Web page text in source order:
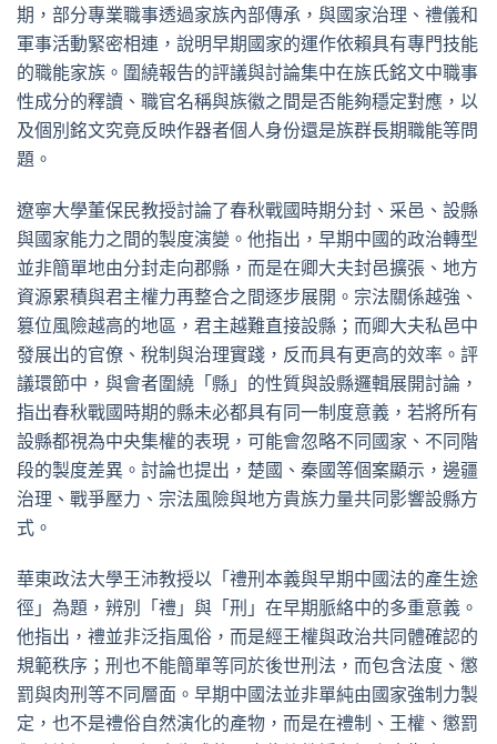
期，部分專業職事透過家族內部傳承，與國家治理、禮儀和
軍事活動緊密相連，說明早期國家的運作依賴具有專門技能
的職能家族。圍繞報告的評議與討論集中在族氏銘文中職事
性成分的釋讀、職官名稱與族徽之間是否能夠穩定對應，以
及個別銘文究竟反映作器者個人身份還是族群長期職能等問
題。
遼寧大學董保民教授討論了春秋戰國時期分封、采邑、設縣
與國家能力之間的製度演變。他指出，早期中國的政治轉型
並非簡單地由分封走向郡縣，而是在卿大夫封邑擴張、地方
資源累積與君主權力再整合之間逐步展開。宗法關係越強、
篡位風險越高的地區，君主越難直接設縣；而卿大夫私邑中
發展出的官僚、稅制與治理實踐，反而具有更高的效率。評
議環節中，與會者圍繞「縣」的性質與設縣邏輯展開討論，
指出春秋戰國時期的縣未必都具有同一制度意義，若將所有
設縣都視為中央集權的表現，可能會忽略不同國家、不同階
段的製度差異。討論也提出，楚國、秦國等個案顯示，邊疆
治理、戰爭壓力、宗法風險與地方貴族力量共同影響設縣方
式。
華東政法大學王沛教授以「禮刑本義與早期中國法的產生途
徑」為題，辨別「禮」與「刑」在早期脈絡中的多重意義。
他指出，禮並非泛指風俗，而是經王權與政治共同體確認的
規範秩序；刑也不能簡單等同於後世刑法，而包含法度、懲
罰與肉刑等不同層面。早期中國法並非單純由國家強制力製
定，也不是禮俗自然演化的產物，而是在禮制、王權、懲罰